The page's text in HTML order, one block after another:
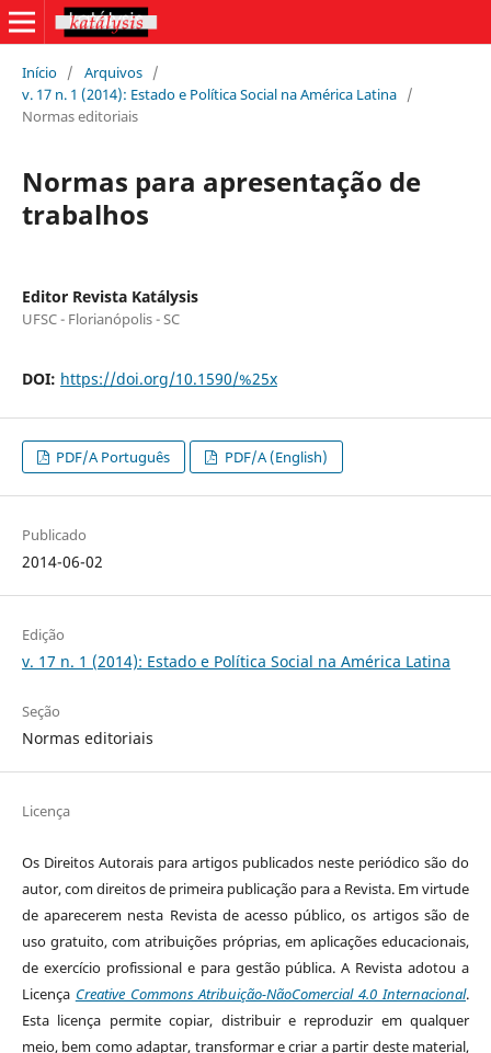
Início / Arquivos /
v. 17 n. 1 (2014): Estado e Política Social na América Latina /
Normas editoriais
Normas para apresentação de
trabalhos
Editor Revista Katálysis
UFSC - Florianópolis - SC
DOI: https://doi.org/10.1590/%25x
PDF/A Português PDF/A (English)
Publicado
2014-06-02
Edição
v. 17 n. 1 (2014): Estado e Política Social na América Latina
Seção
Normas editoriais
Licença
Os Direitos Autorais para artigos publicados neste periódico são do
autor, com direitos de primeira publicação para a Revista. Em virtude
de aparecerem nesta Revista de acesso público, os artigos são de
uso gratuito, com atribuições próprias, em aplicações educacionais,
de exercício profissional e para gestão pública. A Revista adotou a
Licença Creative Commons Atribuição-NãoComercial 4.0 Internacional.
Esta licença permite copiar, distribuir e reproduzir em qualquer
meio, bem como adaptar, transformar e criar a partir deste material,